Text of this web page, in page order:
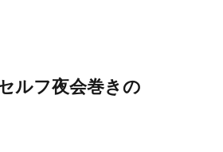
ルフ夜会巻きの